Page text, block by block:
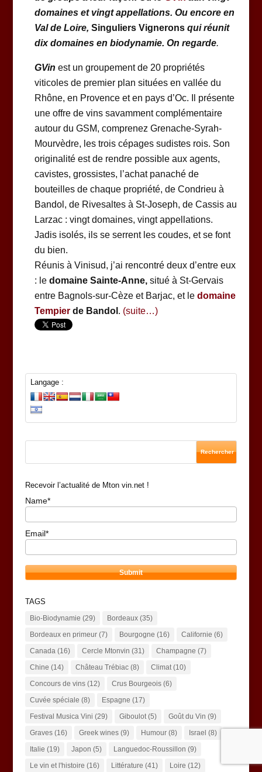
domaines et vingt appellations. Ou encore en
Val de Loire, Singuliers Vigneronsqui réunit
dix domaines en biodynamie. On regarde.
GVin est un groupement de 20 propriétés
viticoles de premier plan situées en vallée du
Rhône, en Provence et en pays d’Oc. Il présente
une offre de vins savamment complémentaire
autour du GSM, comprenez Grenache-Syrah-
Mourvèdre, les trois cépages sudistes rois. Son
originalité est de rendre possible aux agents,
cavistes, grossistes, l’achat panaché de
bouteilles de chaque propriété, de Condrieu à
Bandol, de Rivesaltes à St-Joseph, de Cassis au
Larzac : vingt domaines, vingt appellations.
Jadis isolés, ils se serrent les coudes, et se font
du bien.
Réunis à Vinisud, j’ai rencontré deux d’entre eux
: le domaine Sainte-Anne, situé à St-Gervais
entre Bagnols-sur-Cèze et Barjac, et le domaine
Tempierde Bandol . (suite…)
Langage :
Recevoir l’actualité de Mton vin.net !
Name*
Email*
TAGS
Bio-Biodynamie (29) Bordeaux(35)
Bordeaux en primeur(7) Bourgogne (16) Californie (6)
Canada(16) Cercle Mtonvin (31) Champagne (7)
Chine (14) Château Trébiac(8) Climat(10)
Concours de vins(12) Crus Bourgeois(6)
Cuvée spéciale (8) Espagne (17)
Festival Musica Vini (29) Giboulot(5) Goût du Vin (9)
Graves(16) Greek wines(9) Humour(8) Israel (8)
Italie (19) Japon (5) Languedoc-Roussillon (9)
Le vin et l'histoire (16) Littérature (41) Loire (12)